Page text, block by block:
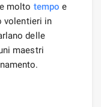
molto tempo e
volentieri in
delle
maestri